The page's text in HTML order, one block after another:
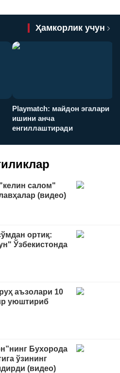
Ҳамкорлик учун
Playmatch: майдон эгалари
ишини анча
енгиллаштиради
салом"
(видео)
ортиқ:
Ўзбекистонда
аъзолари 10
уюштириб
Бухорода
ўзининг
(видео)